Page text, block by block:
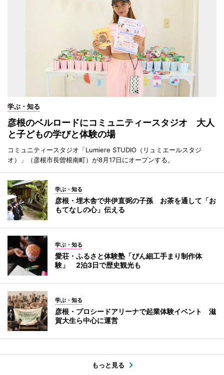
学ぶ・知る
彦根のベルロードにコミュニティースタジオ 大人
と子どもの学びと体験の場
コミュニティースタジオ「Lumiere STUDIO（リュミエールスタジ
オ）」（彦根市長曽根南町）が8月17日にオープンする。
学ぶ・知る
彦根・埋木舎で井伊直弼の子孫 お茶を通して「お
もてなしの心」伝える
学ぶ・知る
愛荘・ふるさと体験塾「びん細工手まり制作体
験」 2泊3日で歴史観光も
学ぶ・知る
彦根・プロシードアリーナで起業体験イベント 滋
賀大生ら中心に運営
もっと見る